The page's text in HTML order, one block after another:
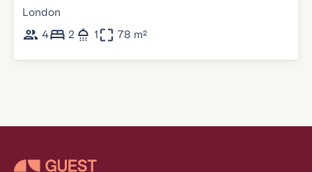
London
4
2 1 78 m²